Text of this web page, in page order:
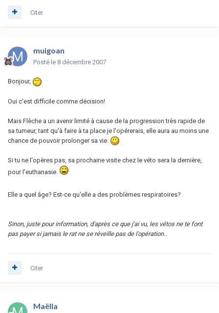
Citer
muigoan
Posté le 8 décembre 2007
Bonjour,
Oui c'est difficile comme décision!
Mais Flèche a un avenir limité à cause de la progression très rapide de
sa tumeur, tant qu'à faire à ta place je l'opérerais, elle aura au moins une
chance de pouvoir prolonger sa vie.
Si tu ne l'opères pas, sa prochaine visite chez le véto sera la dernière,
pour l'euthanasie.
Elle a quel âge? Est-ce qu'elle a des problèmes respiratoires?
Sinon, juste pour information, d'après ce que j'ai vu, les vétos ne te font
pas payer si jamais le rat ne se réveille pas de l'opération..
Citer
Maëlla